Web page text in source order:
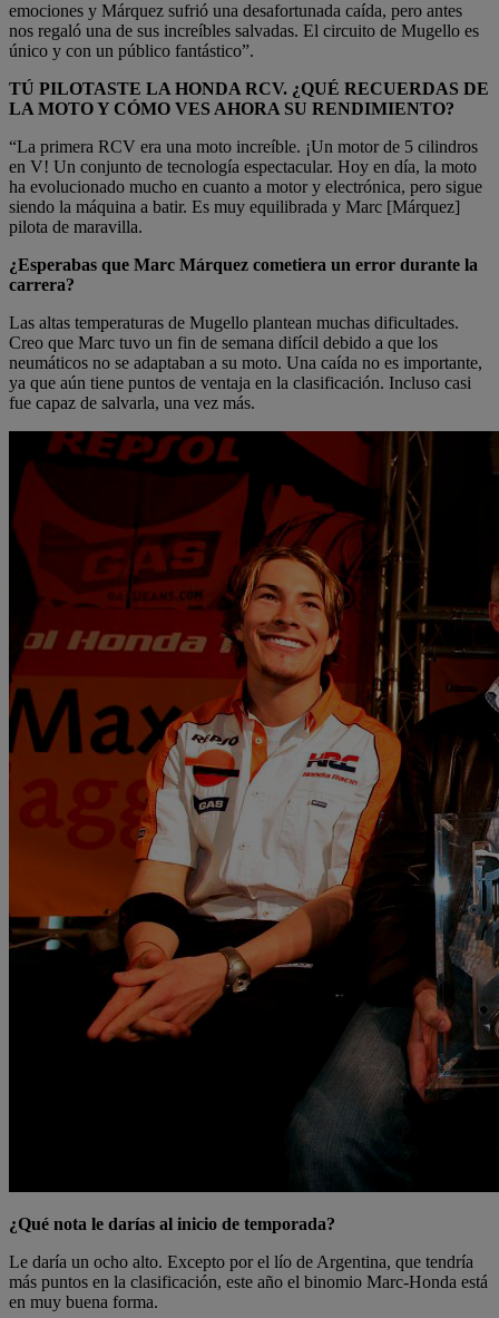
emociones y Márquez sufrió una desafortunada caída, pero antes
nos regaló una de sus increíbles salvadas. El circuito de Mugello es
único y con un público fantástico”.
TÚ PILOTASTE LA HONDA RCV. ¿QUÉ RECUERDAS DE
LA MOTO Y CÓMO VES AHORA SU RENDIMIENTO?
“La primera RCV era una moto increíble. ¡Un motor de 5 cilindros
en V! Un conjunto de tecnología espectacular. Hoy en día, la moto
ha evolucionado mucho en cuanto a motor y electrónica, pero sigue
siendo la máquina a batir. Es muy equilibrada y Marc [Márquez]
pilota de maravilla.
¿Esperabas que Marc Márquez cometiera un error durante la
carrera?
Las altas temperaturas de Mugello plantean muchas dificultades.
Creo que Marc tuvo un fin de semana difícil debido a que los
neumáticos no se adaptaban a su moto. Una caída no es importante,
ya que aún tiene puntos de ventaja en la clasificación. Incluso casi
fue capaz de salvarla, una vez más.
¿Qué nota le darías al inicio de temporada?
Le daría un ocho alto. Excepto por el lío de Argentina, que tendría
más puntos en la clasificación, este año el binomio Marc-Honda está
en muy buena forma.